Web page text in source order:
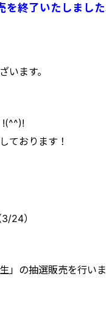
終了いたしまし
います。
!(^^)!
ております！
24）
の抽選販売を行いま